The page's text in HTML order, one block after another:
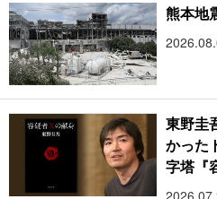
熊本地
東野圭
かった
字塔『